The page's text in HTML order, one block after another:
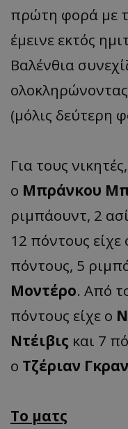
πρώτη φορά με
έμεινε εκτός
Βαλένθια
(μόλις δεύτερη
Για τους
ο Μπράνκου
ριμπάουντ, 2
12 πόντους είχε
πόντους, 5
Μοντέρο. Από
πόντους είχε ο
Ντέιβις και 7
ο Τζέριαν
Το ματς